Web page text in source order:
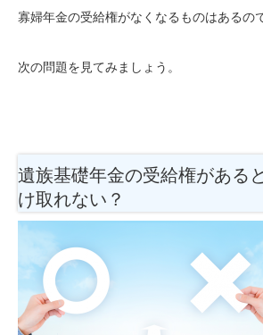
寡婦年金の受給権がなくなるものはあるの
次の問題を見てみましょう。
遺族基礎年金の受給権がある
け取れない？